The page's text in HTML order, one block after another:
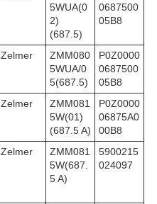
5WUA(0
2)
(687.5)
0687500
05B8
Zelmer
ZMM080
5WUA/0
5(687.5)
P0Z0000
0687500
05B8
Zelmer
ZMM081
5W(01)
(687.5 A)
P0Z0000
06875A0
00B8
Zelmer
ZMM081
5W(687.
5 A)
5900215
024097